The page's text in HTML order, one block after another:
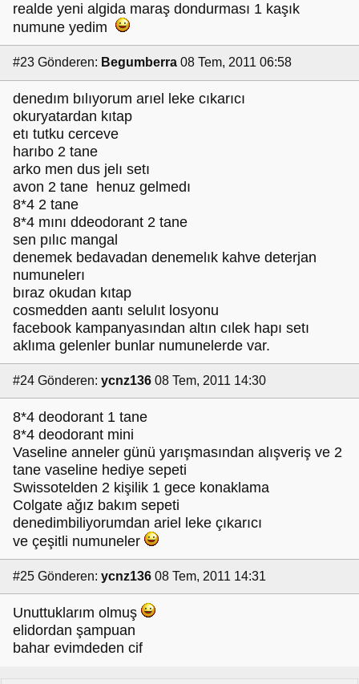
realde yeni algida maraş dondurması 1 kaşık
numune yedim
#23 Gönderen: Begumberra 08 Tem, 2011 06:58
denedım bılıyorum arıel leke cıkarıcı
okuryatardan kıtap
etı tutku cerceve
harıbo 2 tane
arko men dus jelı setı
avon 2 tane henuz gelmedı
8*4 2 tane
8*4 mını ddeodorant 2 tane
sen pılıc mangal
denemek bedavadan denemelık kahve deterjan
numunelerı
bıraz okudan kıtap
cosmedden aantı selulıt losyonu
facebook kampanyasından altın cılek hapı setı
aklıma gelenler bunlar numunelerde var.
#24 Gönderen: ycnz136 08 Tem, 2011 14:30
8*4 deodorant 1 tane
8*4 deodorant mini
Vaseline anneler günü yarışmasından alışveriş ve 2
tane vaseline hediye sepeti
Swissotelden 2 kişilik 1 gece konaklama
Colgate ağız bakım sepeti
denedimbiliyorumdan ariel leke çıkarıcı
ve çeşitli numuneler
#25 Gönderen: ycnz136 08 Tem, 2011 14:31
Unuttuklarım olmuş
elidordan şampuan
bahar evimdeden cif